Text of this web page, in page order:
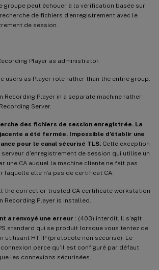
groupe peut échouer à la vérification basée sur
de fichiers d’enregistrement avec le
de session.
Player as administrator.
users as Player role rather than the entire group.
Recording Player in a separate machine rather
Server.
des fichiers de session enregistrée. La
a été fermée. Impossible d’établir une
pour le canal sécurisé TLS. Cette exception
d’enregistrement de session qui utilise un
une CA auquel la machine cliente ne fait pas
laquelle elle n’a pas de certificat CA.
the correct or trusted CA certificate workstation
Recording Player is installed.
a renvoyé une erreur : (403) interdit. Il s’agit
standard qui se produit lorsque vous tentez de
utilisant HTTP (protocole non sécurisé). Le
parce qu’il est configuré par défaut
les connexions sécurisées.